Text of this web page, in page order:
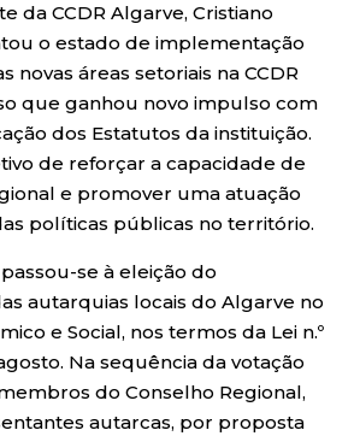
da CCDR Algarve, Cristiano
o estado de implementação
novas áreas setoriais na CCDR
que ganhou novo impulso com
dos Estatutos da instituição.
de reforçar a capacidade de
e promover uma atuação
políticas públicas no território.
se à eleição do
autarquias locais do Algarve no
e Social, nos termos da Lei n.º
Na sequência da votação
do Conselho Regional,
autarcas, por proposta